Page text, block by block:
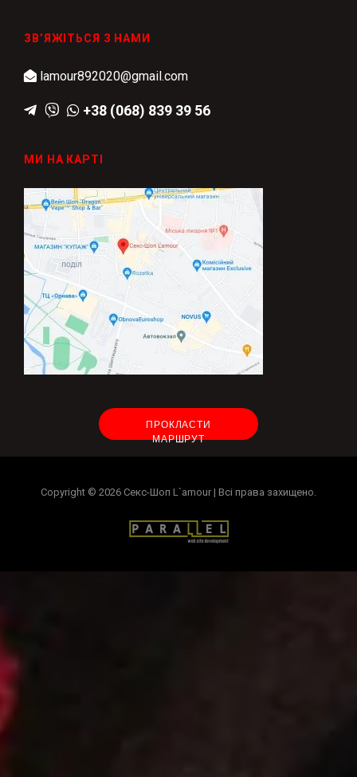
ЗВ’ЯЖІТЬСЯ З НАМИ
lamour892020@gmail.com
+38 (068) 839 39 56
МИ НА КАРТІ
ПРОКЛАСТИ
МАРШРУТ
Copyright © 2026 Секс-Шоп L`amour | Всі права захищено.